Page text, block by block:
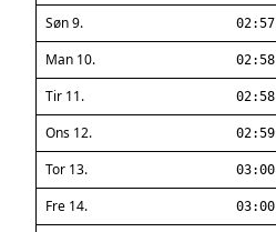
Søn 9. 02:57
Man 10. 02:58
Tir 11. 02:58
Ons 12. 02:59
Tor 13. 03:00
Fre 14. 03:00